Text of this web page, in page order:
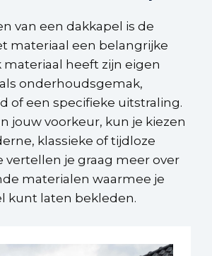
van een dakkapel is de
materiaal een belangrijke
materiaal heeft zijn eigen
onderhoudsgemak,
of een specifieke uitstraling.
jouw voorkeur, kun je kiezen
klassieke of tijdloze
vertellen je graag meer over
materialen waarmee je
kunt laten bekleden.